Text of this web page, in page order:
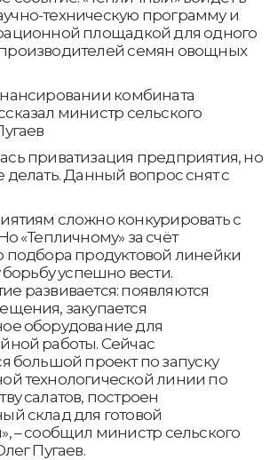
техническую программу и
площадкой для одного
семян овощных
комбината
министр сельского
приватизация предприятия, но
делать. Данный вопрос снят с
сложно конкурировать с
«Тепличному» за счёт
подбора продуктовой линейки
борьбу успешно вести.
развивается: появляются
закупается
оборудование для
работы. Сейчас
большой проект по запуску
технологической линии по
салатов, построен
склад для готовой
– сообщил министр сельского
Пугаев.